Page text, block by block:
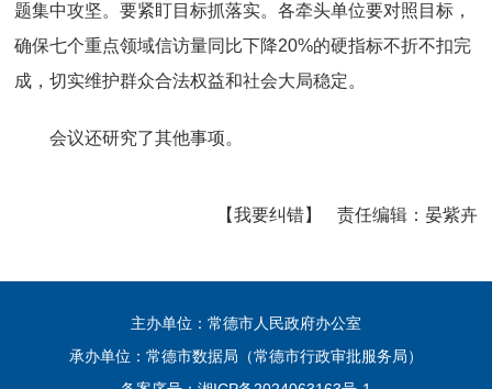
题集中攻坚。要紧盯目标抓落实。各牵头单位要对照目标，
确保七个重点领域信访量同比下降20%的硬指标不折不扣完
成，切实维护群众合法权益和社会大局稳定。
会议还研究了其他事项。
【我要纠错】 责任编辑： 晏紫卉
主办单位：常德市人民政府办公室
承办单位：常德市数据局（常德市行政审批服务局）